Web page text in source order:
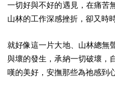
一切好與不好的遇見，在痛苦
山林的工作深感挫折，卻又時
就好像這一片大地、山林總無
與壞的發生，承納一切破壞，
嘆的美好，安撫那些為祂感到